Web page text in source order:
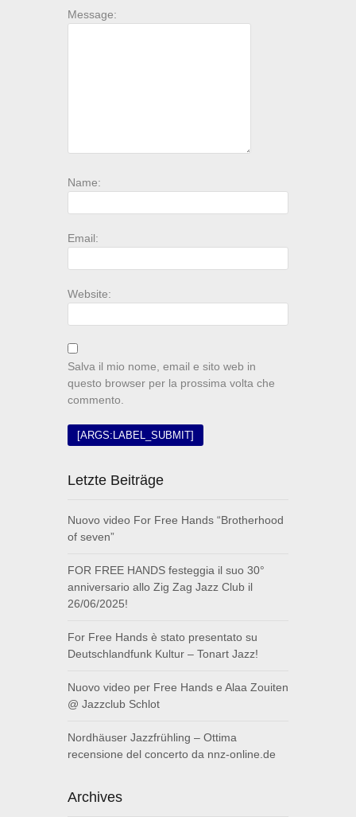
Message:
Name:
Email:
Website:
Salva il mio nome, email e sito web in
questo browser per la prossima volta che
commento.
Letzte Beiträge
Nuovo video For Free Hands “Brotherhood
of seven”
FOR FREE HANDS festeggia il suo 30°
anniversario allo Zig Zag Jazz Club il
26/06/2025!
For Free Hands è stato presentato su
Deutschlandfunk Kultur – Tonart Jazz!
Nuovo video per Free Hands e Alaa Zouiten
@ Jazzclub Schlot
Nordhäuser Jazzfrühling – Ottima
recensione del concerto da nnz-online.de
Archives